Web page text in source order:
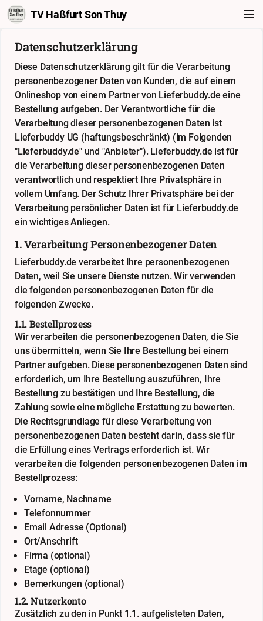
TV Haßfurt Son Thuy
Datenschutzerklärung
Diese Datenschutzerklärung gilt für die Verarbeitung
personenbezogener Daten von Kunden, die auf einem
Onlineshop von einem Partner von Lieferbuddy.de eine
Bestellung aufgeben. Der Verantwortliche für die
Verarbeitung dieser personenbezogenen Daten ist
Lieferbuddy UG (haftungsbeschränkt) (im Folgenden
"Lieferbuddy.de" und "Anbieter"). Lieferbuddy.de ist für
die Verarbeitung dieser personenbezogenen Daten
verantwortlich und respektiert Ihre Privatsphäre in
vollem Umfang. Der Schutz Ihrer Privatsphäre bei der
Verarbeitung persönlicher Daten ist für Lieferbuddy.de
ein wichtiges Anliegen.
1. Verarbeitung Personenbezogener Daten
Lieferbuddy.de verarbeitet Ihre personenbezogenen
Daten, weil Sie unsere Dienste nutzen. Wir verwenden
die folgenden personenbezogenen Daten für die
folgenden Zwecke.
1.1. Bestellprozess
Wir verarbeiten die personenbezogenen Daten, die Sie
uns übermitteln, wenn Sie Ihre Bestellung bei einem
Partner aufgeben. Diese personenbezogenen Daten sind
erforderlich, um Ihre Bestellung auszuführen, Ihre
Bestellung zu bestätigen und Ihre Bestellung, die
Zahlung sowie eine mögliche Erstattung zu bewerten.
Die Rechtsgrundlage für diese Verarbeitung von
personenbezogenen Daten besteht darin, dass sie für
die Erfüllung eines Vertrags erforderlich ist. Wir
verarbeiten die folgenden personenbezogenen Daten im
Bestellprozess:
Vorname, Nachname
Telefonnummer
Email Adresse (Optional)
Ort/Anschrift
Firma (optional)
Etage (optional)
Bemerkungen (optional)
1.2. Nutzerkonto
Zusätzlich zu den in Punkt 1.1. aufgelisteten Daten,